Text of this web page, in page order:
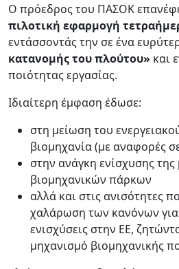
Ο πρόεδρος του ΠΑΣΟΚ
πιλοτική εφαρμογή
εντάσσοντάς την σε ένα
κατανομής του πλούτου» και
ποιότητας εργασίας.
Ιδιαίτερη έμφαση έδωσε:
στη μείωση του
βιομηχανία (με αναφορές
στην ανάγκη ενίσχυσης
βιομηχανικών πάρκων
αλλά και στις ανισότητες
χαλάρωση των κανόνων για
ενισχύσεις στην ΕΕ,
μηχανισμό βιομηχανικής